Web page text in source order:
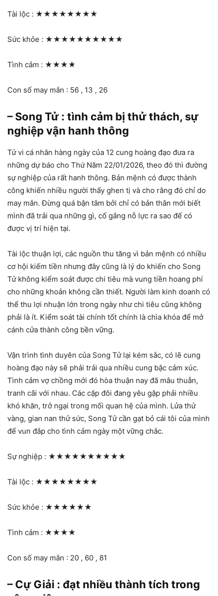
Tài lộc : ★★★★★★★★
Sức khỏe : ★★★★★★★★★★
Tình cảm : ★★★★
Con số may mắn : 56 , 13 , 26
– Song Tử : tình cảm bị thử thách, sự
nghiệp vận hanh thông
Tử vi cá nhân hàng ngày của 12 cung hoàng đạo đưa ra
những dự báo cho Thứ Năm 22/01/2026, theo đó thì đường
sự nghiệp của rất hanh thông. Bản mệnh có được thành
công khiến nhiều người thấy ghen tị và cho rằng đó chỉ do
may mắn. Đừng quá bận tâm bởi chỉ có bản thân mới biết
mình đã trải qua những gì, cố gắng nỗ lực ra sao để có
được vị trí hiện tại.
Tài lộc thuận lợi, các nguồn thu tăng vì bản mệnh có nhiều
cơ hội kiếm tiền nhưng đây cũng là lý do khiến cho Song
Tử không kiểm soát được chi tiêu mà vung tiền hoang phí
cho những khoản không cần thiết. Người làm kinh doanh có
thể thu lợi nhuận lớn trong ngày như chi tiêu cũng không
phải là ít. Kiểm soát tài chính tốt chính là chìa khóa để mở
cánh cửa thành công bền vững.
Vận trình tình duyên của Song Tử lại kém sắc, có lẽ cung
hoàng đạo này sẽ phải trải qua nhiều cung bậc cảm xúc.
Tình cảm vợ chồng mới đó hòa thuận nay đã mâu thuẫn,
tranh cãi với nhau. Các cặp đôi đang yêu gặp phải nhiều
khó khăn, trở ngại trong mối quan hệ của mình. Lửa thử
vàng, gian nan thử sức, Song Tử cần gạt bỏ cái tôi của mình
để vun đắp cho tình cảm ngày một vững chắc.
Sự nghiệp : ★★★★★★★★★★
Tài lộc : ★★★★★★★★
Sức khỏe : ★★★★★★
Tình cảm : ★★★★
Con số may mắn : 20 , 60 , 81
– Cự Giải : đạt nhiều thành tích trong